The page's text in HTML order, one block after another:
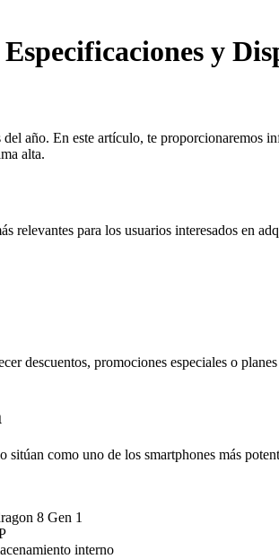
y
año. En este artículo, te
alta.
relevantes para los usuarios interesados en
descuentos, promociones especiales o
como uno de los smartphones más
8 Gen 1
interno